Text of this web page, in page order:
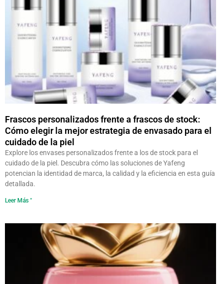
Frascos personalizados frente a frascos de stock:
Cómo elegir la mejor estrategia de envasado para el
cuidado de la piel
Explore los envases personalizados frente a los de stock para el
cuidado de la piel. Descubra cómo las soluciones de Yafeng
potencian la identidad de marca, la calidad y la eficiencia en esta guía
detallada.
Leer Más "